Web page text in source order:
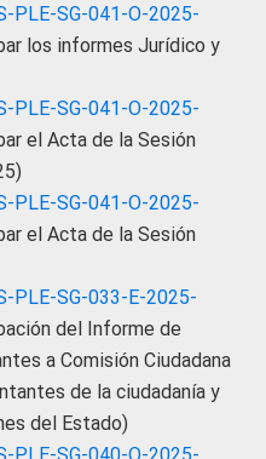
PLE-SG-041-O-2025-
los informes Jurídico y
PLE-SG-041-O-2025-
el Acta de la Sesión
PLE-SG-041-O-2025-
el Acta de la Sesión
PLE-SG-033-E-2025-
del Informe de
a Comisión Ciudadana
de la ciudadanía y
del Estado)